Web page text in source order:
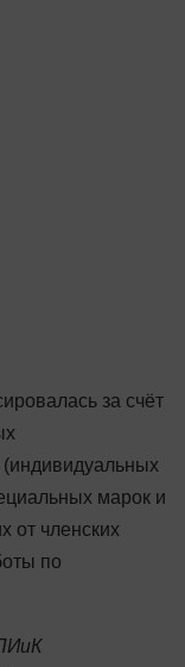
за счёт
(индивидуальных
марок и
от членских
по